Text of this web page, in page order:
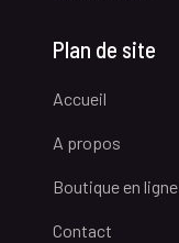
Plan de site
Accueil
A propos
Boutique en ligne
Contact